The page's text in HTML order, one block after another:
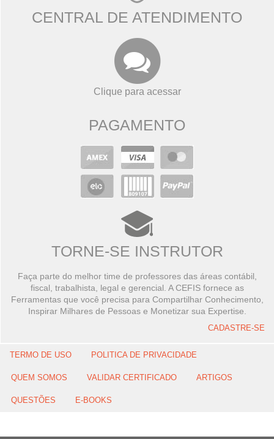
CENTRAL DE ATENDIMENTO
Clique para acessar
PAGAMENTO
TORNE-SE INSTRUTOR
Faça parte do melhor time de professores das áreas contábil,
fiscal, trabalhista, legal e gerencial. A CEFIS fornece as
Ferramentas que você precisa para Compartilhar Conhecimento,
Inspirar Milhares de Pessoas e Monetizar sua Expertise.
CADASTRE-SE
TERMO DE USO POLITICA DE PRIVACIDADE
QUEM SOMOS VALIDAR CERTIFICADO ARTIGOS
QUESTÕES E-BOOKS